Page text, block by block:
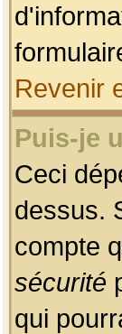
Revenir
Puis-je
Ceci
dessus.
compte
sécurité
qui